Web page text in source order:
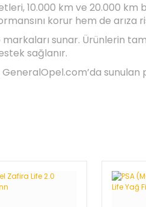
10.000 km ve 20.000 km
korur hem de arıza
sunar. Ürünlerin
sağlanır.
GeneralOpel.com’da